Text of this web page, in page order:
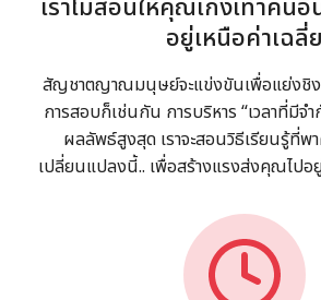
เราไม่สอนให้คุณเก่งเท่าคน
อยู่เหนือค่าเฉลี่ย
สัญชาตญาณมนุษย์จะแข่งขันเพื่อแย่งชิ
การสอบก็เช่นกัน การบริหาร “เวลาที่มีจ
ผลลัพธ์สูงสุด เราจะสอนวิธีเรียนรู้ที่พ
เปลี่ยนแปลงนี้.. เพื่อสร้างแรงส่งคุณไปอ